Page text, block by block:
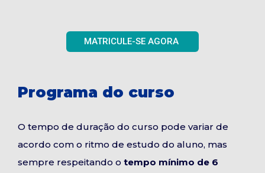
MATRICULE-SE AGORA
Programa do curso
O tempo de duração do curso pode variar de
acordo com o ritmo de estudo do aluno, mas
sempre respeitando o tempo mínimo de 6